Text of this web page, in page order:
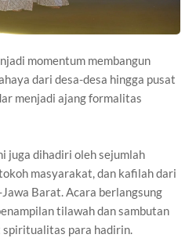
momentum membangun
dari desa-desa hingga pusat
menjadi ajang formalitas
juga dihadiri oleh sejumlah
masyarakat, dan kafilah dari
Barat. Acara berlangsung
tilawah dan sambutan
spiritualitas para hadirin.